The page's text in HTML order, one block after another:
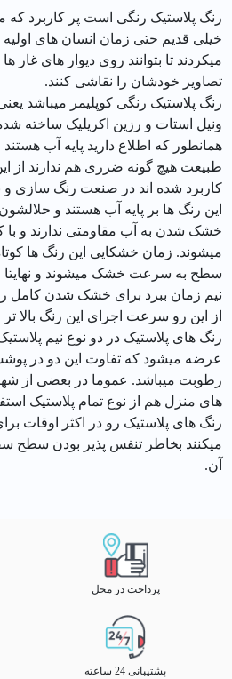
رنگ پلاستیک رنگی است پر کاربرد که
خیلی قدیم حتی زمان انسان های اولیه
میکردند تا بتوانند روی دیوار های
تصاویر خودشان را نقاشی کنند.
رنگ پلاستیک رنگی کوپلیمر میباشد
ونیل استات و رزین اکریلیک ساخته
همانطور که اطلاع دارید پایه آب هستند
طبیعت هیچ گونه ضرری هم ندارند از
کاربرد شده اند در صنعت رنگ سازی
این رنگ ها بر پایه آب هستند و
خشک شدن به آب مقاومتی ندارند و با
میشوند. زمان خشکایی این رنگ ها
سطح به سرعت خشک میشوند و
نیم زمان ببرد برای خشک شدن کامل
از این رو سرعت اجرای این رنگ بالا
رنگ های پلاستیک در دو نوع نیم پلاستیک
عرضه میشود که تفاوت این دو در
رطوبت میباشد. عموما در بعضی از
های منزل هم از نوع تمام پلاستیک
رنگ های پلاستیک رو در اکثر اوقات
میکنند بخاطر تنفس پذیر بودن سطح
آن.
پرداخت در محل
پشتیبانی 24 ساعته